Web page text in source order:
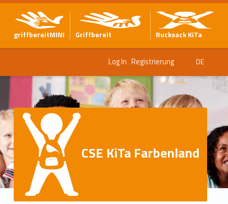
griffbereitMINI Griffbereit Rucksack KiTa
Log In Registrierung DE
CSE KiTa Farbenland